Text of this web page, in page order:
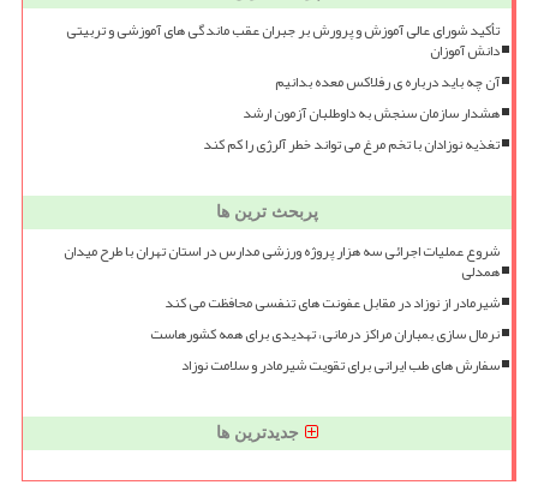
تأکید شورای عالی آموزش و پرورش بر جبران عقب ماندگی های آموزشی و تربیتی
دانش آموزان
آن چه باید درباره ی رفلاکس معده بدانیم
هشدار سازمان سنجش به داوطلبان آزمون ارشد
تغذیه نوزادان با تخم مرغ می تواند خطر آلرژی را کم کند
پربحث ترین ها
شروع عملیات اجرائی سه هزار پروژه ورزشی مدارس در استان تهران با طرح میدان
همدلی
شیرمادر از نوزاد در مقابل عفونت های تنفسی محافظت می کند
نرمال سازی بمباران مراکز درمانی، تهدیدی برای همه کشورهاست
سفارش های طب ایرانی برای تقویت شیرمادر و سلامت نوزاد
جدیدترین ها